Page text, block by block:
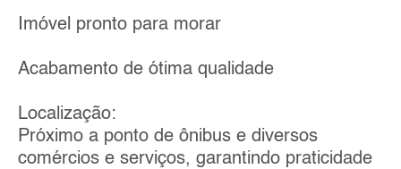
Imóvel pronto para morar
Acabamento de ótima qualidade
Localização:
Próximo a ponto de ônibus e diversos
comércios e serviços, garantindo praticidade